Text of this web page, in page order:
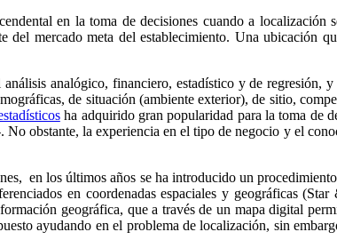
en la toma de decisiones cuando a localización
mercado meta del establecimiento. Una ubicación
analógico, financiero, estadístico y de regresión,
de situación (ambiente exterior), de sitio,
ha adquirido gran popularidad para la toma de
obstante, la experiencia en el tipo de negocio y el
en los últimos años se ha introducido un
en coordenadas espaciales y geográficas
geográfica, que a través de un mapa digital
ayudando en el problema de localización, sin